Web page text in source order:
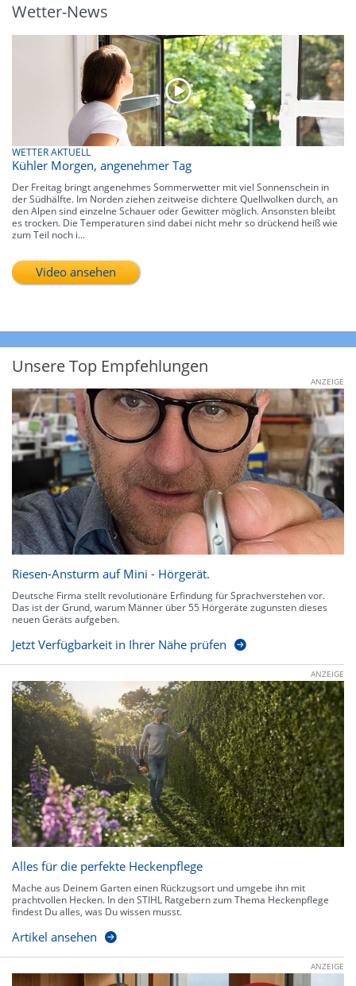
Wetter-News
WETTER AKTUELL
Kühler Morgen, angenehmer Tag
Der Freitag bringt angenehmes Sommerwetter mit viel Sonnenschein in
der Südhälfte. Im Norden ziehen zeitweise dichtere Quellwolken durch, an
den Alpen sind einzelne Schauer oder Gewitter möglich. Ansonsten bleibt
es trocken. Die Temperaturen sind dabei nicht mehr so drückend heiß wie
zum Teil noch i...
Video ansehen
Unsere Top Empfehlungen
ANZEIGE
Riesen-Ansturm auf Mini - Hörgerät.
Deutsche Firma stellt revolutionäre Erfindung für Sprachverstehen vor.
Das ist der Grund, warum Männer über 55 Hörgeräte zugunsten dieses
neuen Geräts aufgeben.
Jetzt Verfügbarkeit in Ihrer Nähe prüfen
ANZEIGE
Alles für die perfekte Heckenpflege
Mache aus Deinem Garten einen Rückzugsort und umgebe ihn mit
prachtvollen Hecken. In den STIHL Ratgebern zum Thema Heckenpflege
findest Du alles, was Du wissen musst.
Artikel ansehen
ANZEIGE